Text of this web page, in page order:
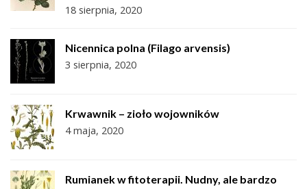
18 sierpnia, 2020
Nicennica polna (Filago arvensis)
3 sierpnia, 2020
Krwawnik – zioło wojowników
4 maja, 2020
Rumianek w fitoterapii. Nudny, ale bardzo